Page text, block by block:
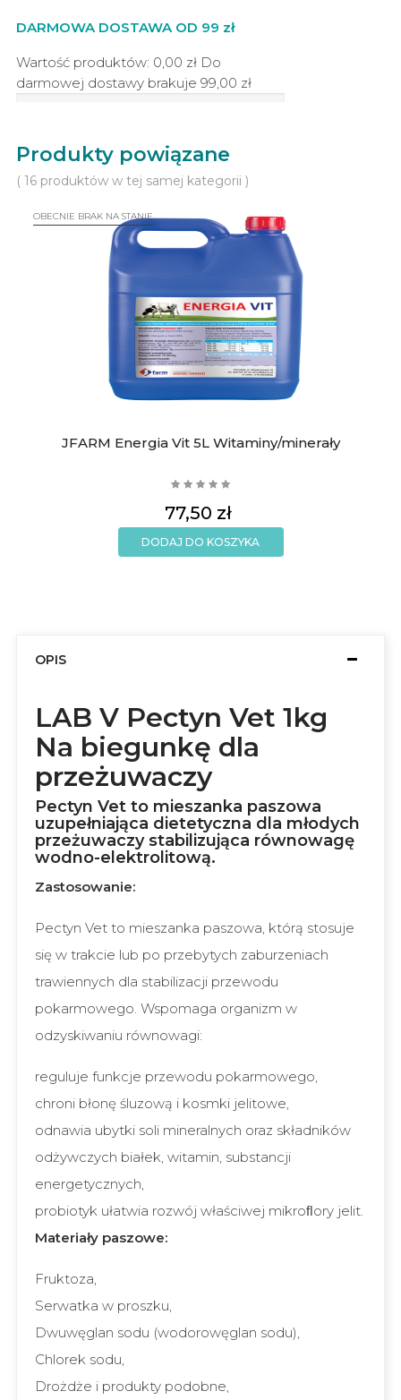
DARMOWA DOSTAWA OD 99 zł
Wartość produktów: 0,00 zł Do
darmowej dostawy brakuje 99,00 zł
Produkty powiązane
( 16 produktów w tej samej kategorii )
OBECNIE BRAK NA STANIE
JFARM Energia Vit 5L Witaminy/minerały
Cena
77,50 zł
DODAJ DO KOSZYKA
OPIS
LAB V Pectyn Vet 1kg
Na biegunkę dla
przeżuwaczy
Pectyn Vet to mieszanka paszowa
uzupełniająca dietetyczna dla młodych
przeżuwaczy stabilizująca równowagę
wodno-elektrolitową.
Zastosowanie:
Pectyn Vet to mieszanka paszowa, którą stosuje
się w trakcie lub po przebytych zaburzeniach
trawiennych dla stabilizacji przewodu
pokarmowego. Wspomaga organizm w
odzyskiwaniu równowagi:
reguluje funkcje przewodu pokarmowego,
chroni błonę śluzową i kosmki jelitowe,
odnawia ubytki soli mineralnych oraz składników
odżywczych białek, witamin, substancji
energetycznych,
probiotyk ułatwia rozwój właściwej mikroﬂory jelit.
Materiały paszowe:
Fruktoza,
Serwatka w proszku,
Dwuwęglan sodu (wodorowęglan sodu),
Chlorek sodu,
Drożdże i produkty podobne,